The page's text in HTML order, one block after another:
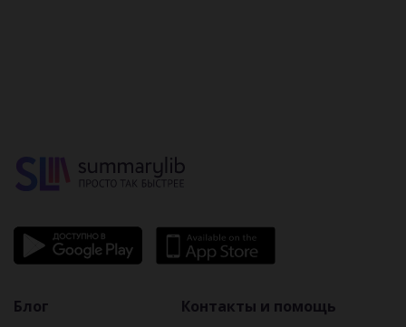
Блог
Контакты и помощь